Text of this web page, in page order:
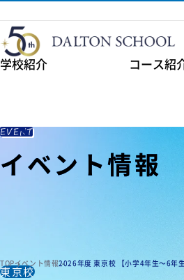
学校紹介 コース紹
EVENT
イベント情報
イベント情報
イベント情報
TOPイベント情報2026年度 東京校 【小学4年生～6年
東京校